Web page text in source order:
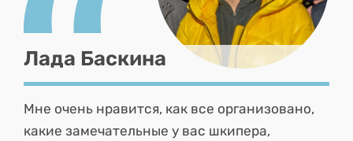
Лада Баскина
Мне очень нравится, как все организовано,
какие замечательные у вас шкипера,